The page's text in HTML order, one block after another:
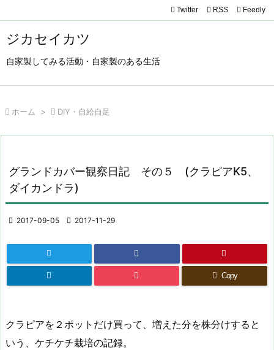
ジカセイカツ
自家製してみる活動・自家製のある生活


Twitter  RSS Feedly
 ホーム >  DIY・自給自足
グランドカバー観察日記 その５ (クラピアK5、
ダイカンドラ)
 2017-09-05  2017-11-29
Copy
クラピアを２ポットだけ買って、増えた分を株分けすると
いう、ケチケチ栽培の記録。